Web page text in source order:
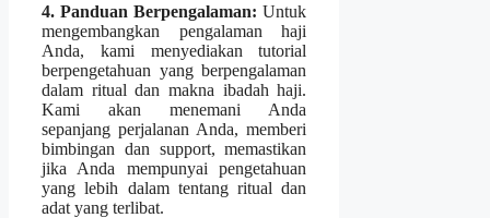
4. Panduan Berpengalaman: Untuk
mengembangkan pengalaman haji
Anda, kami menyediakan tutorial
berpengetahuan yang berpengalaman
dalam ritual dan makna ibadah haji.
Kami akan menemani Anda
sepanjang perjalanan Anda, memberi
bimbingan dan support, memastikan
jika Anda mempunyai pengetahuan
yang lebih dalam tentang ritual dan
adat yang terlibat.